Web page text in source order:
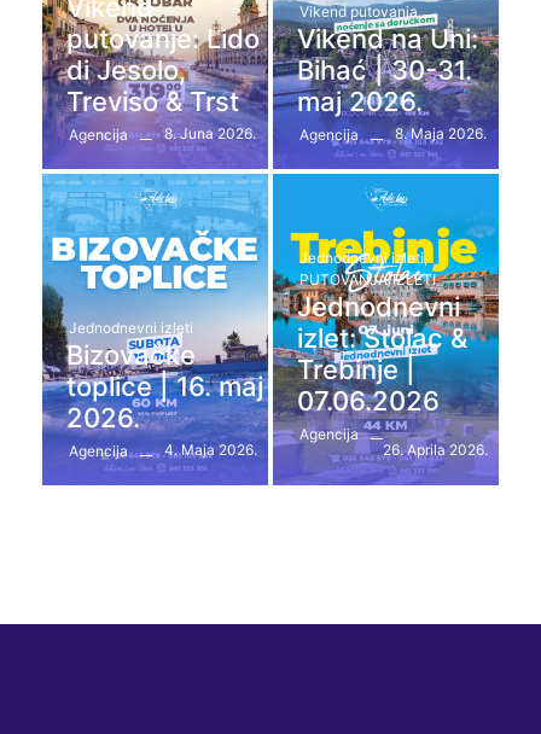
Vikend
putovanje: Lido
di Jesolo,
Treviso & Trst
Agencija 8. Juna 2026.
Vikend putovanja
Vikend na Uni:
Bihać | 30-31.
maj 2026.
Agencija 8. Maja 2026.
Jednodnevni izleti
Bizovačke
toplice | 16. maj
2026.
Agencija 4. Maja 2026.
Jednodnevni izleti,
PUTOVANJA/IZLETI
Jednodnevni
izlet: Stolac &
Trebinje |
07.06.2026
Agencija
26. Aprila 2026.